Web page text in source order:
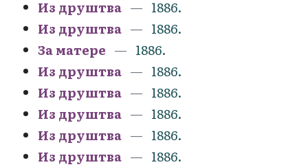
Из друштва
1886.
Из друштва
1886.
За матере
1886.
Из друштва
1886.
Из друштва
1886.
Из друштва
1886.
Из друштва
1886.
Из друштва
1886.